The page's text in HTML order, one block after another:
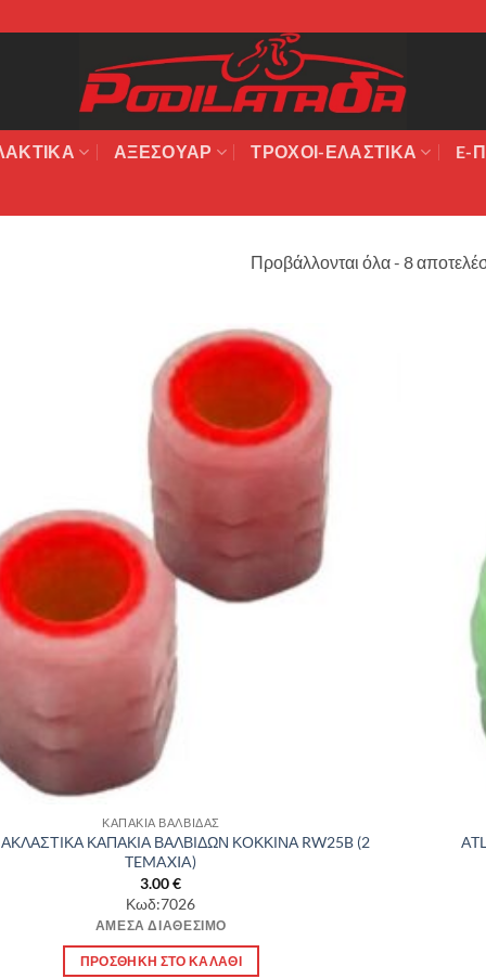
ΑΞΕΣΟΥΆΡ ΤΡΟΧΟΙ-ΕΛΑΣΤΙΚΑ E-
Προβάλλονται όλα - 8
Πρόσθήκη
ΚΑΠΑΚΙΑ ΒΑΛΒΙΔΑΣ
ΚΑΠΑΚΙΑ ΒΑΛΒΙΔΩΝ ΚΟΚΚΙΝΑ RW25B (2
TEMAXIA)
3.00€
Κωδ:7026
ΆΜΕΣΑ ΔΙΑΘΈΣΙΜΟ
ΠΡΟΣΘΉΚΗ ΣΤΟ ΚΑΛΆΘΙ